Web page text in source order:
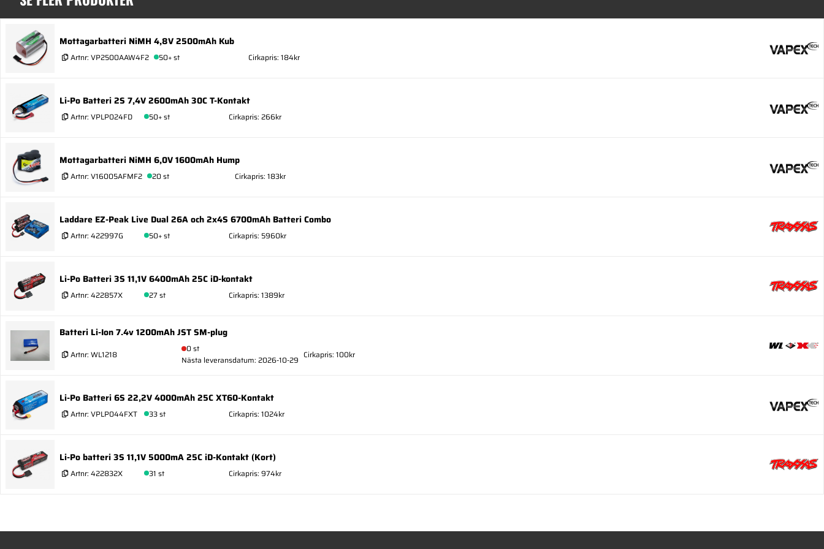
Mottagarbatteri NiMH 4,8V 2500mAh Kub
Artnr: VP2500AAW4F2 50+ st Cirkapris: 184kr
Li-Po Batteri 2S 7,4V 2600mAh 30C T-Kontakt
Artnr: VPLP024FD 50+ st Cirkapris: 266kr
Mottagarbatteri NiMH 6,0V 1600mAh Hump
Artnr: V16005AFMF2 20 st Cirkapris: 183kr
Laddare EZ-Peak Live Dual 26A och 2x4S 6700mAh Batteri Combo
Artnr: 422997G 50+ st Cirkapris: 5960kr
Li-Po Batteri 3S 11,1V 6400mAh 25C iD-kontakt
Artnr: 422857X 27 st Cirkapris: 1389kr
Batteri Li-Ion 7.4v 1200mAh JST SM-plug
Artnr: WL1218
0 st
Nästa leveransdatum: 2026-10-29 Cirkapris: 100kr
Li-Po Batteri 6S 22,2V 4000mAh 25C XT60-Kontakt
Artnr: VPLP044FXT 33 st Cirkapris: 1024kr
Li-Po batteri 3S 11,1V 5000mA 25C iD-Kontakt (Kort)
Artnr: 422832X 31 st Cirkapris: 974kr